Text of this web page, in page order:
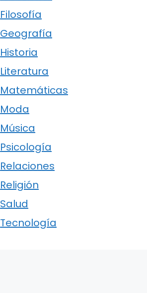
Filosofía
Geografía
Historia
Literatura
Matemáticas
Moda
Música
Psicología
Relaciones
Religión
Salud
Tecnología